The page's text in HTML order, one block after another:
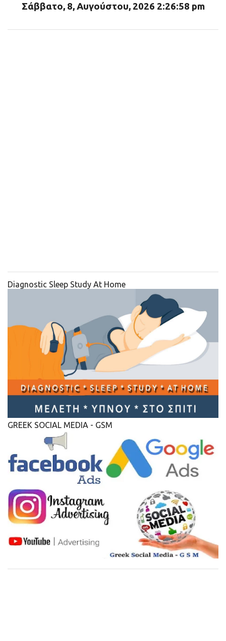
Σάββατο, 8, Αυγούστου, 2026 2:26:59 pm
Diagnostic Sleep Study At Home
GREEK SOCIAL MEDIA - GSM